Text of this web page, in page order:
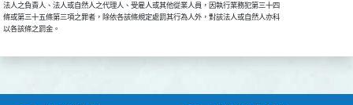
法人之負責人、法人或自然人之代理人、受雇人或其他從業人員，因執行業務犯第三十四
條或第三十五條第三項之罪者，除依各該條規定處罰其行為人外，對該法人或自然人亦科